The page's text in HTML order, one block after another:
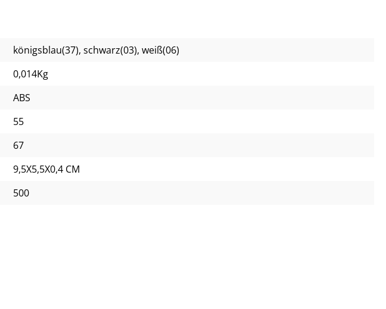
königsblau(37), schwarz(03), weiß(06)
0,014Kg
ABS
55
67
9,5X5,5X0,4 CM
500